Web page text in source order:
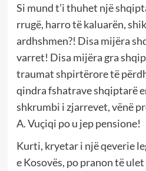
Si mund t’i thuhet një
rrugë, harro të kaluarën,
ardhshmen?! Disa mijëra
varret! Disa mijëra gra
traumat shpirtërore të
qindra fshatrave shqiptarë
shkrumbi i zjarrevet, vënë
A. Vuçiqi po u jep pensione!
Kurti, kryetar i një qeverie
e Kosovës, po pranon të